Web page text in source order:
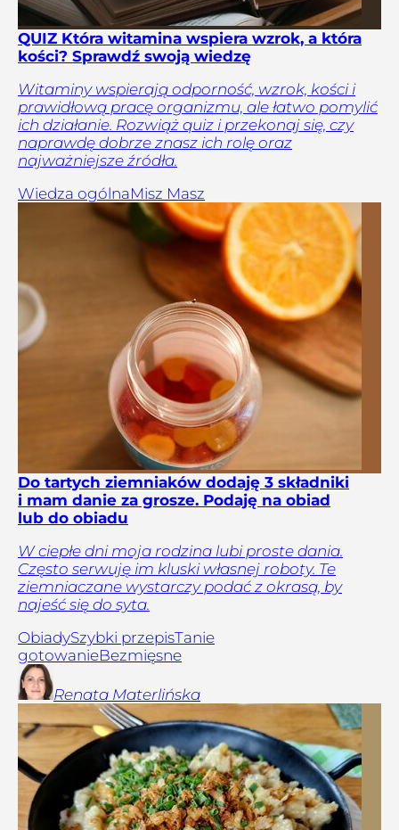
QUIZ Która witamina wspiera wzrok, a która
kości? Sprawdź swoją wiedzę
Witaminy wspierają odporność, wzrok, kości i
prawidłową pracę organizmu, ale łatwo pomylić
ich działanie. Rozwiąż quiz i przekonaj się, czy
naprawdę dobrze znasz ich rolę oraz
najważniejsze źródła.
Wiedza ogólnaMisz Masz
Do tartych ziemniaków dodaję 3 składniki
i mam danie za grosze. Podaję na obiad
lub do obiadu
W ciepłe dni moja rodzina lubi proste dania.
Często serwuję im kluski własnej roboty. Te
ziemniaczane wystarczy podać z okrasą, by
najeść się do syta.
ObiadySzybki przepisTanie
gotowanieBezmięsne
Renata Materlińska